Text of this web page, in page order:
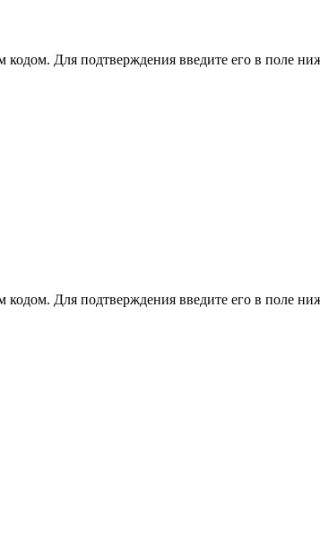
Для подтверждения введите его в поле
Для подтверждения введите его в поле